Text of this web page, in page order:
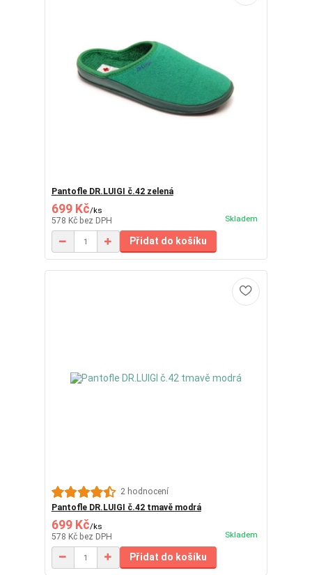
Pantofle DR.LUIGI č.42 zelená
699 Kč/ks
578 Kč bez DPH Skladem
Přidat do košíku
2 hodnocení
Pantofle DR.LUIGI č.42 tmavě modrá
699 Kč/ks
578 Kč bez DPH Skladem
Přidat do košíku